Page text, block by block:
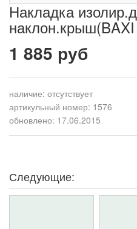
Накладка
1 885 руб
наличие: отсутствует
артикульный номер: 1576
обновлено: 17.06.2015
Следующие: